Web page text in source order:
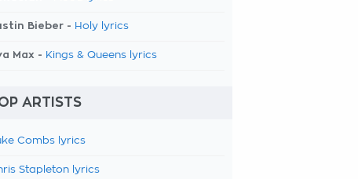
Bieber - Holy lyrics
Max - Kings & Queens lyrics
ARTISTS
Combs lyrics
Stapleton lyrics